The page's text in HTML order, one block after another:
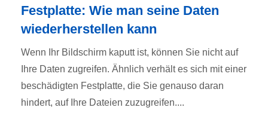
Festplatte: Wie man seine Daten
wiederherstellen kann
Wenn Ihr Bildschirm kaputt ist, können Sie nicht auf
Ihre Daten zugreifen. Ähnlich verhält es sich mit einer
beschädigten Festplatte, die Sie genauso daran
hindert, auf Ihre Dateien zuzugreifen....